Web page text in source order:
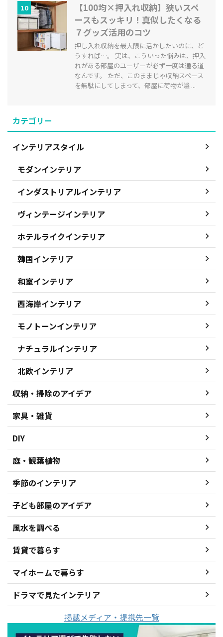
10
【100均×押入れ収納】狭いスペ
ースもスッキリ！真似したくなる
７グッズ活用のコツ
押し入れ収納を最大限に活かしたいのに、ど
うすれば…。 実は、こういった悩みは、押入
れがある部屋のユーザーが必ず一度は通る道
なんです。 ただ、このままじゃ収納スペース
を無駄にしてしまって、部屋に荷物が溢 ...
カテゴリー
インテリアスタイル
モダンインテリア
インダストリアルインテリア
ヴィンテージインテリア
ホテルライクインテリア
韓国インテリア
和室インテリア
西海岸インテリア
モノトーンインテリア
ナチュラルインテリア
北欧インテリア
収納・掃除のアイデア
家具・雑貨
DIY
庭・観葉植物
季節のインテリア
子ども部屋のアイデア
風水を調べる
賃貸で暮らす
マイホームで暮らす
ドラマで見たインテリア
掲載メディア・提携先一覧